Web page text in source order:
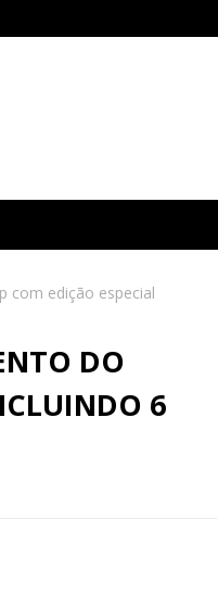
com edição especial
DO
6